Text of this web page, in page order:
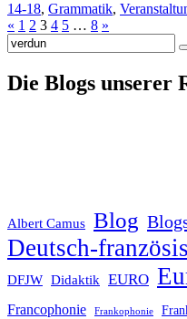
14-18, Grammatik,
« 1 2 3 4 5 … 8 »
Suche
nach:
Die Blogs unserer
Albert Camus Blog
Deutsch-
DFJW Didaktik EURO
Francophonie Frankophonie